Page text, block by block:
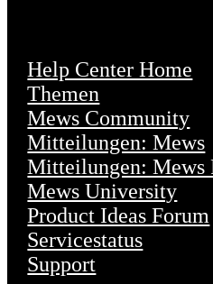
Help Center Home
Themen
Mews Community
Mitteilungen: Mews
Mitteilungen: Mews
Mews University
Product Ideas Forum
Servicestatus
Support